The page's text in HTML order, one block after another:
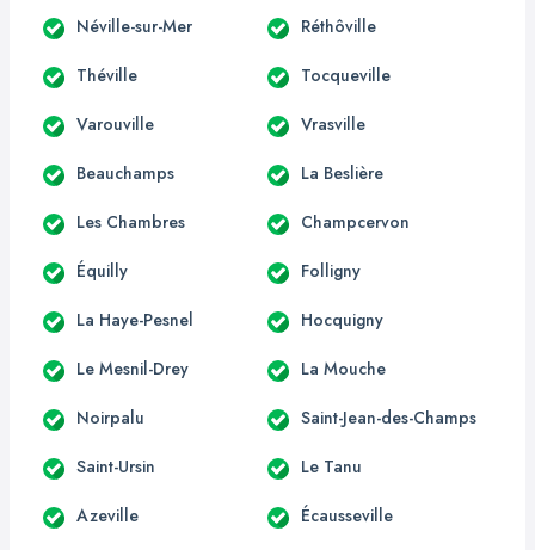
Néville-sur-Mer Réthôville
Théville Tocqueville
Varouville Vrasville
Beauchamps La Beslière
Les Chambres Champcervon
Équilly Folligny
La Haye-Pesnel Hocquigny
Le Mesnil-Drey La Mouche
Noirpalu Saint-Jean-des-Champs
Saint-Ursin Le Tanu
Azeville Écausseville